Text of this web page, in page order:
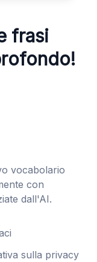
frasi
vocabolario
con
dall'AI.
sulla privacy